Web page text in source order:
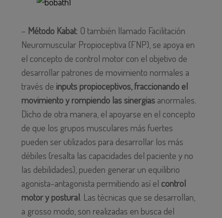
– Método Kabat: O también llamado Facilitación
Neuromuscular Propioceptiva (FNP), se apoya en
el concepto de control motor con el objetivo de
desarrollar patrones de movimiento normales a
través de inputs propioceptivos, fraccionando el
movimiento y rompiendo las sinergiasanormales.
Dicho de otra manera, el apoyarse en el concepto
de que los grupos musculares más fuertes
pueden ser utilizados para desarrollar los más
débiles (resalta las capacidades del paciente y no
las debilidades), pueden generar un equilibrio
agonista-antagonista permitiendo así el control
motor y postural. Las técnicas que se desarrollan,
a grosso modo, son realizadas en busca del